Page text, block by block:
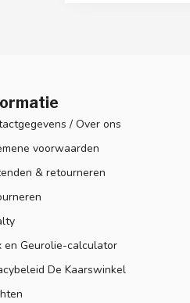
/ Over ons
voorwaarden
& retourneren
en Geurolie-calculator
De Kaarswinkel